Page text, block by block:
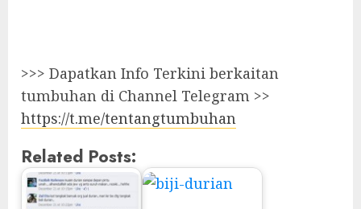
>>> Dapatkan Info Terkini berkaitan
tumbuhan di Channel Telegram >>
https://t.me/tentangtumbuhan
Related Posts: